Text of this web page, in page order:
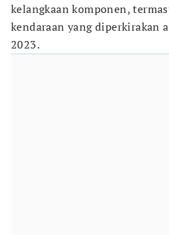
kelangkaan komponen,
kendaraan yang diperkirakan
2023.